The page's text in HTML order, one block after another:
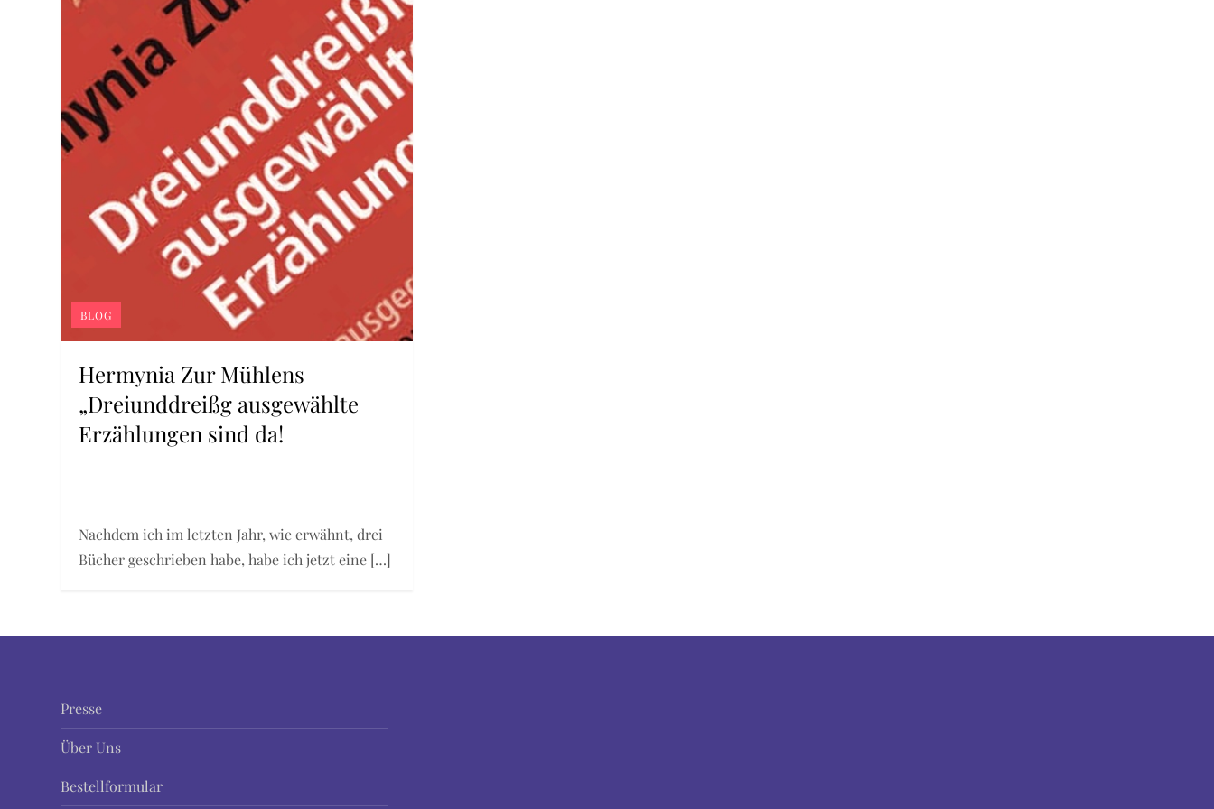
BLOG
Hermynia Zur Mühlens
„Dreiunddreißg ausgewählte
Erzählungen sind da!
Nachdem ich im letzten Jahr, wie erwähnt, drei
Bücher geschrieben habe, habe ich jetzt eine […]
Presse
Über Uns
Bestellformular